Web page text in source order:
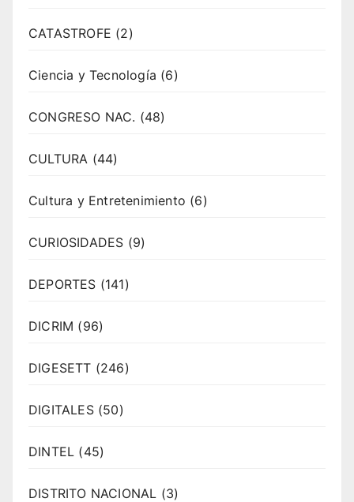
CATASTROFE (2)
Ciencia y Tecnología (6)
CONGRESO NAC. (48)
CULTURA (44)
Cultura y Entretenimiento (6)
CURIOSIDADES (9)
DEPORTES (141)
DICRIM (96)
DIGESETT (246)
DIGITALES(50)
DINTEL (45)
DISTRITO NACIONAL (3)